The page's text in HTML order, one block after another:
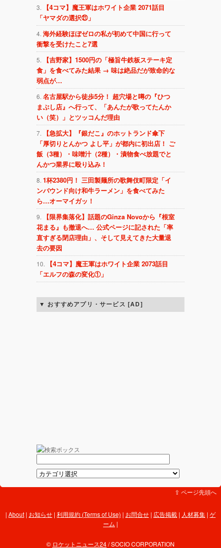
【4コマ】魔王軍はホワイト企業 2071話目
「ヤマダの選択㉑」
海外経験ほぼゼロの私が初めて中国に行って
衝撃を受けたこと7選
【吉野家】1500円の「極旨牛鉄板ステーキ定
食」を食べてみた結果 → 味は絶品だが致命的な
弱点が…
名古屋駅から徒歩5分！ 超穴場と噂の『ひつ
まぶし店』へ行って、「あんたが歌ってたんか
い（笑）」とツッコんだ理由
【急拡大】『銀だこ』のホットランド傘下
「厚切りとんかつ よし平」が都内に初出店！ ご
飯（3種）・味噌汁（2種）・漬物食べ放題でと
んかつ業界に殴り込み！
1杯2380円！ 三田製麺所の歌舞伎町限定「イ
ンバウンド向け和牛ラーメン」を食べてみた
ら…オーマイガッ！
【限界集落化】話題のGinza Novoから『根室
花まる』も撤退へ… 公式ページに記された「率
直すぎる閉店理由」、そして見えてきた大量退
去の要因
【4コマ】魔王軍はホワイト企業 2073話目
「エルフの森の変化①」
おすすめアプリ・サービス [AD]
⇪ ページ先頭へ
About | お知らせ | 利用規約 (Terms of Use) | お問合せ | 広告掲載 | 人材募集 | ゲ
ーム |
© ロケットニュース24/ SOCIO CORPORATION